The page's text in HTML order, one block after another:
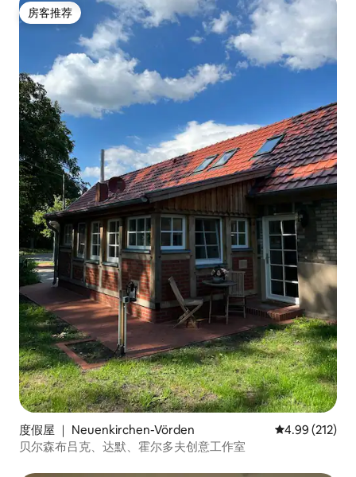
房客推荐
房客推荐
度假屋 ｜ Neuenkirchen-Vörden 平均评分 4.99
4.99 (212)
贝尔森布吕克、达默、霍尔多夫创意工作室